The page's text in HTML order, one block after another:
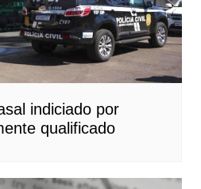
indiciado por
qualificado